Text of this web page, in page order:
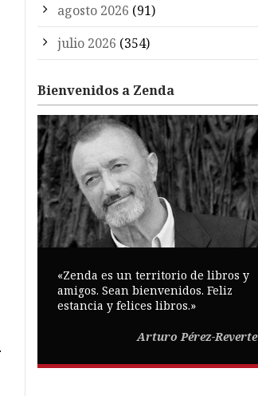
agosto 2026 (91)
julio 2026 (354)
Bienvenidos a Zenda
«Zenda es un territorio de libros y
amigos. Sean bienvenidos. Feliz
estancia y felices libros.»
Arturo Pérez-Reverte